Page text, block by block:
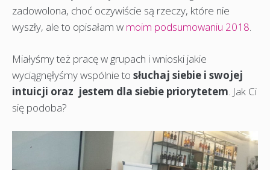
zadowolona, choć oczywiście są rzeczy, które nie
wyszły, ale to opisałam w moim podsumowaniu 2018.
Miałyśmy też pracę w grupach i wnioski jakie
wyciągnęłyśmy wspólnie to słuchaj siebie i swojej
intuicji oraz jestem dla siebie priorytetem . Jak Ci
się podoba?